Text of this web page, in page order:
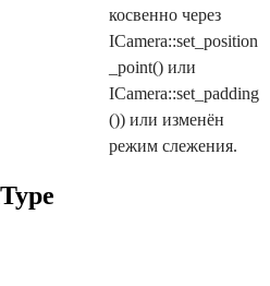
косвенно через
ICamera::set_position
_point() или
ICamera::set_padding
()) или изменён
режим слежения.